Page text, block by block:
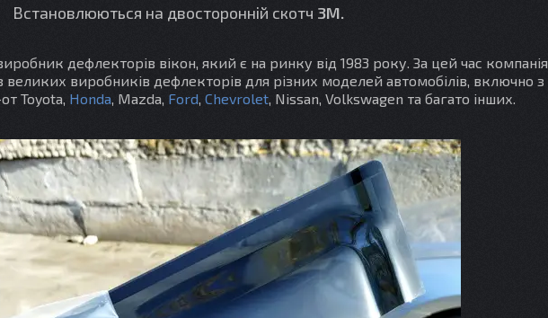
Встановлюються на двосторонній скотч 3М.
дефлекторів вікон, який є на ринку від 1983 року. За цей час компанія
великих виробників дефлекторів для різних моделей автомобілів, включно з
Toyota, Honda , Mazda, Ford Chevrolet , Nissan, Volkswagen та багато інших.